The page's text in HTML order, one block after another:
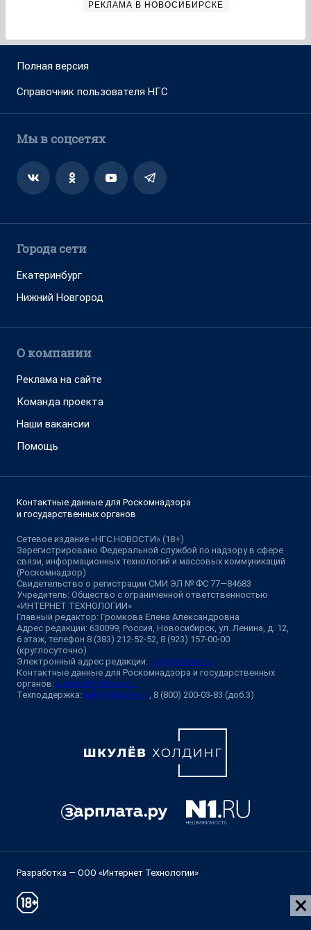
РЕКЛАМА В НОВОСИБИРСКЕ
Полная версия
Справочник пользователя НГС
Мы в соцсетях
Города сети
Екатеринбург
Нижний Новгород
О компании
Реклама на сайте
Команда проекта
Наши вакансии
Помощь
Контактные данные для Роскомнадзора
и государственных органов
Сетевое издание «НГС.НОВОСТИ» (18+)
Зарегистрировано Федеральной службой по надзору в сфере
связи, информационных технологий и массовых коммуникаций
(Роскомнадзор)
Свидетельство о регистрации СМИ ЭЛ № ФС 77—84683
Учредитель: Общество с ограниченной ответственностью
«ИНТЕРНЕТ ТЕХНОЛОГИИ»
Главный редактор: Громкова Елена Александровна
Адрес редакции: 630099, Россия, Новосибирск, ул. Ленина, д. 12,
6 этаж, телефон 8 (383) 212-52-52, 8 (923) 157-00-00
(круглосуточно)
Электронный адрес редакции: ngs@shkulev.ru
Контактные данные для Роскомнадзора и государственных
органов: juristnsk@shkulev.ru
Техподдержка: help@shkulev.ru , 8 (800) 200-03-83 (доб.3)
Разработка — ООО «Интернет Технологии»